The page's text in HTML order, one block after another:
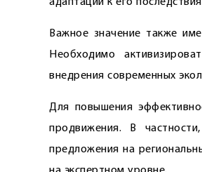
Важное значение также
Необходимо
внедрения современных
Для повышения
продвижения. В
предложения на